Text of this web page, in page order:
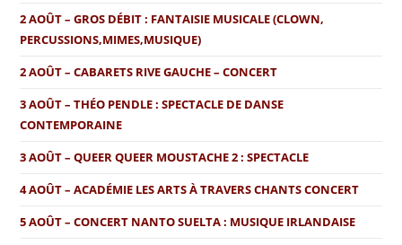
2 AOÛT – GROS DÉBIT : FANTAISIE MUSICALE (CLOWN,
PERCUSSIONS,MIMES,MUSIQUE)
2 AOÛT – CABARETS RIVE GAUCHE – CONCERT
3 AOÛT – THÉO PENDLE : SPECTACLE DE DANSE
CONTEMPORAINE
3 AOÛT – QUEER QUEER MOUSTACHE 2 : SPECTACLE
4 AOÛT – ACADÉMIE LES ARTS À TRAVERS CHANTS CONCERT
5 AOÛT – CONCERT NANTO SUELTA : MUSIQUE IRLANDAISE